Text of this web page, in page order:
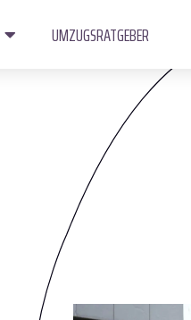
UMZUGSRATGEBER